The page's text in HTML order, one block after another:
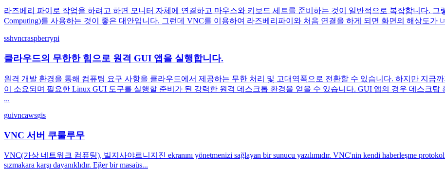
라즈베리 파이로 작업을 하려고 하면 모니터 자체에 연결하고 마우스와 키보드 세트를 준비하는 것이 일반적으로 복잡합니다. 그
Computing)를 사용하는 것이 좋은 대안입니다. 그런데 VNC를 이용하여 라즈베리파이와 처음 연결을 하게 되면 화면의 해상도가
sshvncraspberrypi
클라우드의 무한한 힘으로 원격 GUI 앱을 실행합니다.
원격 개발 환경을 통해 컴퓨팅 요구 사항을 클라우드에서 제공하는 무한 처리 및 고대역폭으로 전환할 수 있습니다. 하지만 지금
이 소요되며 필요한 Linux GUI 도구를 실행할 준비가 된 강력한 원격 데스크톱 환경을 얻을 수 있습니다. GUI 앱의 경우 데스크
...
guivncawsgis
VNC 서버 쿠룰루무
VNC(가상 네트워크 컴퓨팅), 빌지사야르니지진 ekranını yönetmenizi sağlayan bir sunucu yazılımıdır. VNC'nin kendi haberleşme
sızmakara karşı dayanıklıdır. Eğer bir masaüs...